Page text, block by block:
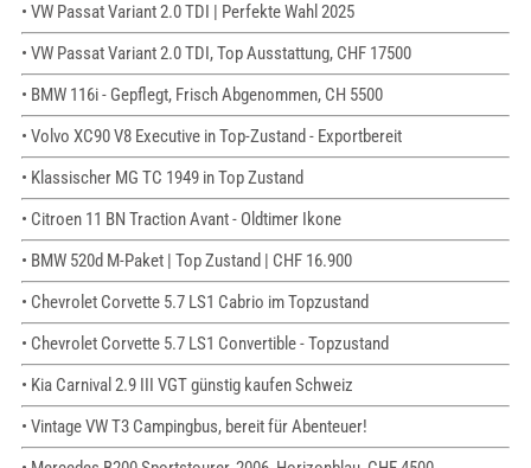
• VW Passat Variant 2.0 TDI | Perfekte Wahl 2025
• VW Passat Variant 2.0 TDI, Top Ausstattung, CHF 17500
• BMW 116i - Gepflegt, Frisch Abgenommen, CH 5500
• Volvo XC90 V8 Executive in Top-Zustand - Exportbereit
• Klassischer MG TC 1949 in Top Zustand
• Citroen 11 BN Traction Avant - Oldtimer Ikone
• BMW 520d M-Paket | Top Zustand | CHF 16.900
• Chevrolet Corvette 5.7 LS1 Cabrio im Topzustand
• Chevrolet Corvette 5.7 LS1 Convertible - Topzustand
• Kia Carnival 2.9 III VGT günstig kaufen Schweiz
• Vintage VW T3 Campingbus, bereit für Abenteuer!